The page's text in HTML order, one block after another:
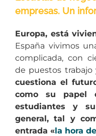
empresas. Un
Europa, está
España vivimos
complicada, con
de puestos
cuestiona el
como su papel
estudiantes y
general, tal y
entrada «la hora